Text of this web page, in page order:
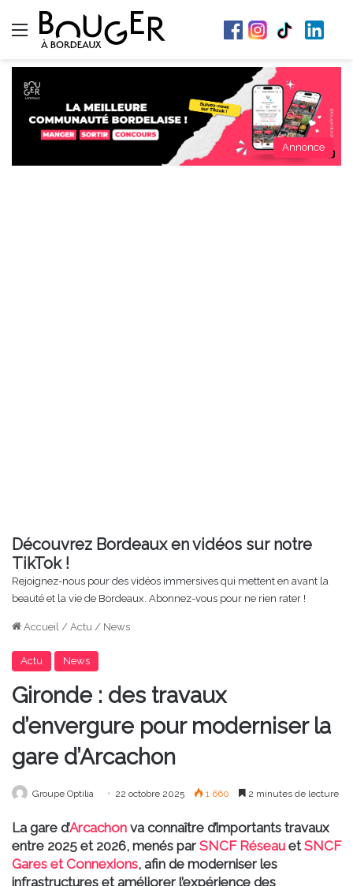
Menu
Annonce
Découvrez Bordeaux en vidéos sur notre
TikTok !
Rejoignez-nous pour des vidéos immersives qui mettent en avant la
beauté et la vie de Bordeaux. Abonnez-vous pour ne rien rater !
Accueil / Actu / News
Actu News
Gironde : des travaux
d’envergure pour moderniser la
gare d’Arcachon
Groupe Optilia 22 octobre 2025 1 660 2 minutes de lecture
La gare d’Arcachon va connaître d’importants travaux
entre 2025 et 2026, menés par SNCF Réseau etSNCF
Gares et Connexions, afin de moderniser les
infrastructures et améliorer l’expérience des